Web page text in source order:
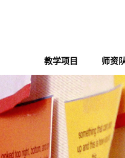
教学项目 师资